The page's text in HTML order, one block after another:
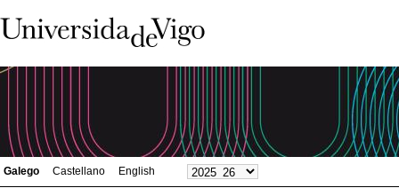
Galego Castellano English